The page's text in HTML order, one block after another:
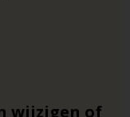
wijzigen of